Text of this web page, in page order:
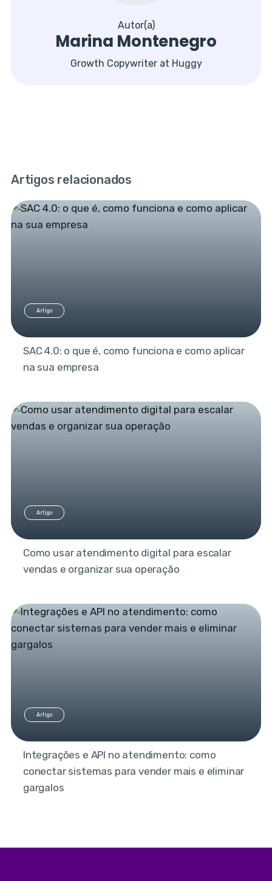
Autor(a)
Marina Montenegro
Growth Copywriter at Huggy
Artigos relacionados
Artigo
SAC 4.0: o que é, como funciona e como aplicar
na sua empresa
Artigo
Como usar atendimento digital para escalar
vendas e organizar sua operação
Artigo
Integrações e API no atendimento: como
conectar sistemas para vender mais e eliminar
gargalos